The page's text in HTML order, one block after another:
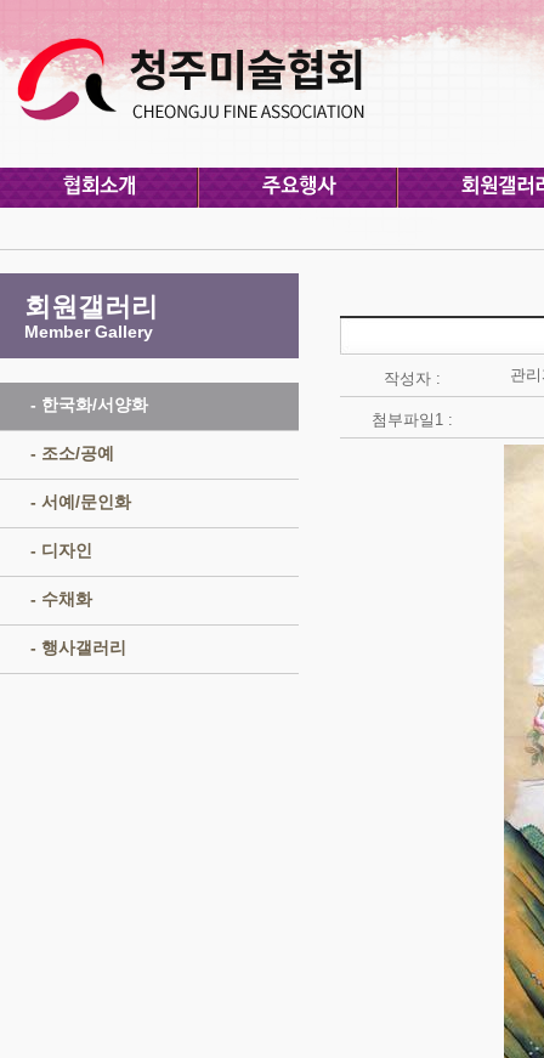
회원갤러리
Member Gallery
- 한국화/서양화
- 조소/공예
- 서예/문인화
- 디자인
- 수채화
- 행사갤러리
작성자 : 관
첨부파일1 :